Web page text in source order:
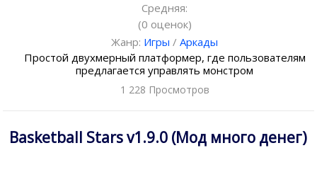
Средняя:
(0 оценок)
Жанр: Игры /Аркады
Простой двухмерный платформер, где пользователям
предлагается управлять монстром
1 228 Просмотров
Basketball Stars v1.9.0 (Мод много денег)